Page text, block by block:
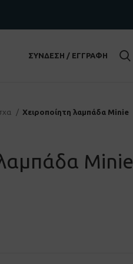
ΣΎΝΔΕΣΗ / ΕΓΓΡΑΦΉ
Χειροποίητη λαμπάδα Minie
Minie